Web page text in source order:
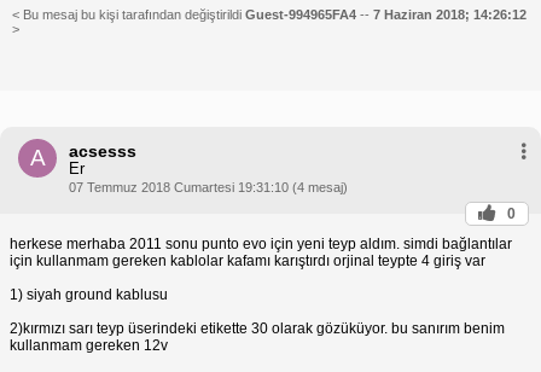
< Bu mesaj bu kişi tarafından değiştirildi Guest-994965FA4 -- 7 Haziran 2018; 14:26:12
>
A acsesss
Er
07 Temmuz 2018 Cumartesi 19:31:10 (4 mesaj)
0
herkese merhaba 2011 sonu punto evo için yeni teyp aldım. simdi bağlantılar
için kullanmam gereken kablolar kafamı karıştırdı orjinal teypte 4 giriş var
1) siyah ground kablusu
2)kırmızı sarı teyp üserindeki etikette 30 olarak gözüküyor. bu sanırım benim
kullanmam gereken 12v